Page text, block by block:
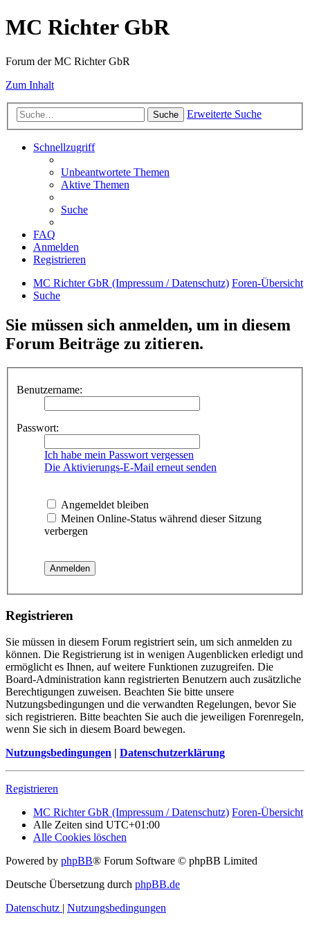
MC Richter GbR
Forum der MC Richter GbR
Zum Inhalt
Suche Erweiterte Suche
Schnellzugriff
Unbeantwortete Themen
Aktive Themen
Suche
FAQ
Anmelden
Registrieren
MC Richter GbR (Impressum / Datenschutz) Foren-Übersicht
Suche
Sie müssen sich anmelden, um in diesem
Forum Beiträge zu zitieren.
Benutzername:
Passwort:
Ich habe mein Passwort vergessen
Die Aktivierungs-E-Mail erneut senden
Angemeldet bleiben
Meinen Online-Status während dieser Sitzung
verbergen
Registrieren
Sie müssen in diesem Forum registriert sein, um sich anmelden zu
können. Die Registrierung ist in wenigen Augenblicken erledigt und
ermöglicht es Ihnen, auf weitere Funktionen zuzugreifen. Die
Board-Administration kann registrierten Benutzern auch zusätzliche
Berechtigungen zuweisen. Beachten Sie bitte unsere
Nutzungsbedingungen und die verwandten Regelungen, bevor Sie
sich registrieren. Bitte beachten Sie auch die jeweiligen Forenregeln,
wenn Sie sich in diesem Board bewegen.
Nutzungsbedingungen | Datenschutzerklärung
Registrieren
MC Richter GbR (Impressum / Datenschutz) Foren-Übersicht
Alle Zeiten sind UTC+01:00
Alle Cookies löschen
Powered by phpBB® Forum Software © phpBB Limited
Deutsche Übersetzung durch phpBB.de
Datenschutz | Nutzungsbedingungen